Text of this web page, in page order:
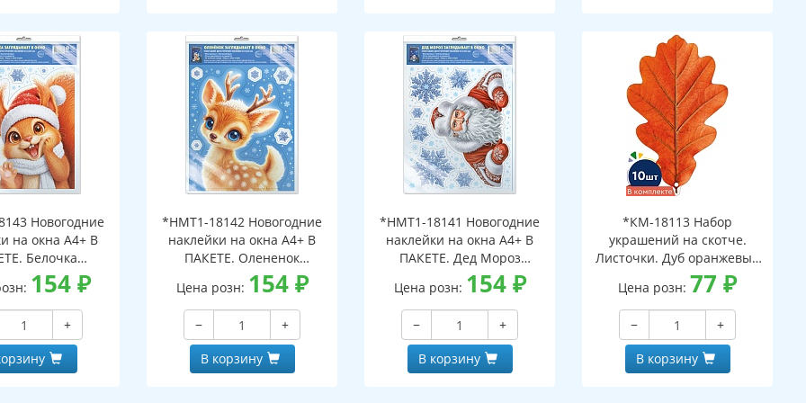
Новогодние
на окна А4+ В
Белочка
в окно (видны
сторон,
в
упаковке,
и клеевым
154₽
+
*НМТ1-18142 Новогодние
наклейки на окна А4+ В
ПАКЕТЕ. Олененок
заглядывает в окно (видны
с обеих сторон,
многоразовые, в
индивидуальной упаковке,
с европодвесом и клеевым
клапаном)
Цена розн: 154₽
−
+
В корзину
*НМТ1-18141 Новогодние
наклейки на окна А4+ В
ПАКЕТЕ. Дед Мороз
заглядывает в окно (видны
с обеих сторон,
многоразовые, в
индивидуальной упаковке,
с европодвесом и клеевым
клапаном)
Цена розн: 154₽
−
+
В корзину
*КМ-18113 Набор
украшений на скотче.
Листочки. Дуб оранжевый
(10 шт. в наборе,
двухсторонняя, ВД-лак)
Цена розн: 77₽
−
+
В корзину